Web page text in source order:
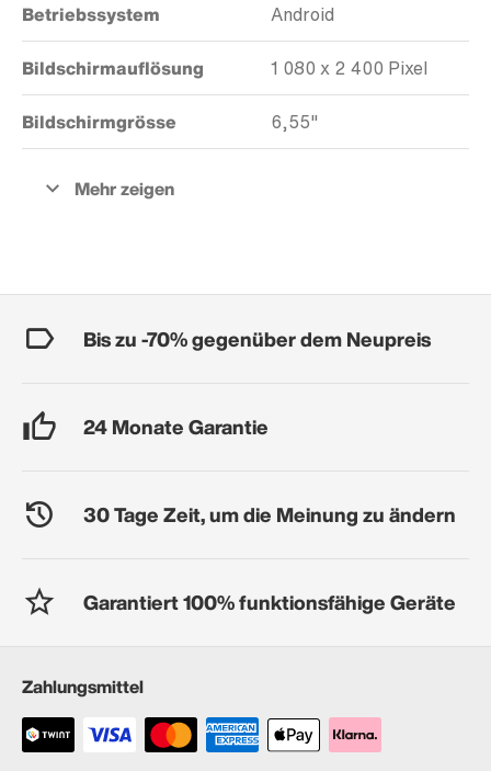
Betriebssystem Android
Bildschirmauflösung 1 080 x 2 400 Pixel
Bildschirmgrösse 6,55"
Bis zu -70% gegenüber dem Neupreis
24 Monate Garantie
30 Tage Zeit, um die Meinung zu ändern
Garantiert 100% funktionsfähige Geräte
Zahlungsmittel